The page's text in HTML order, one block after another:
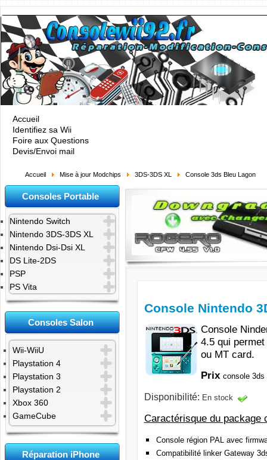
Accueil
Identifiez sa Wii
Foire aux Questions
Devis/Envoi mail
Accueil Mise à jour Modchips 3DS-3DS XL Console 3ds Bleu Lagon
Consoles Portable
Nintendo Switch
Nintendo 3DS-3DS XL
Nintendo Dsi-Dsi XL
DS Lite-2DS
PSP
PS Vita
Consoles Salon
Wii-WiiU
Playstation 4
Playstation 3
Playstation 2
Xbox 360
GameCube
Réparation iPhone
Console Nintendo
Console
4.5 qui
ou MT card.
Prix console 3ds
Disponibilité: En stock
Caractérisque du package
Console région PAL avec
Compatibilité linker Gateway